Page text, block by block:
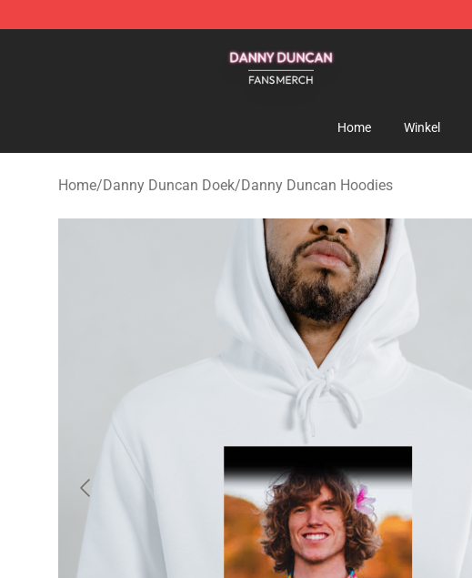
Home Winkel
Home/Danny Duncan Doek/Danny Duncan Hoodies